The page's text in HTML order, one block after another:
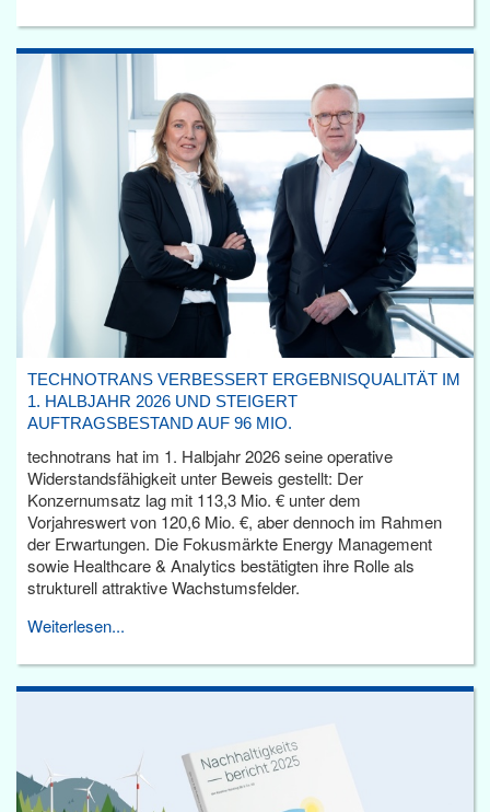
TECHNOTRANS VERBESSERT ERGEBNISQUALITÄT IM
1. HALBJAHR 2026 UND STEIGERT
AUFTRAGSBESTAND AUF 96 MIO.
technotrans hat im 1. Halbjahr 2026 seine operative
Widerstandsfähigkeit unter Beweis gestellt: Der
Konzernumsatz lag mit 113,3 Mio. € unter dem
Vorjahreswert von 120,6 Mio. €, aber dennoch im Rahmen
der Erwartungen. Die Fokusmärkte Energy Management
sowie Healthcare & Analytics bestätigten ihre Rolle als
strukturell attraktive Wachstumsfelder.
Weiterlesen...